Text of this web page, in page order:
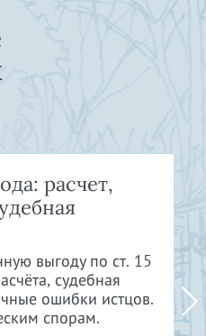
расчет,
выгоду по ст. 15
судебная
ошибки истцов.
спорам.